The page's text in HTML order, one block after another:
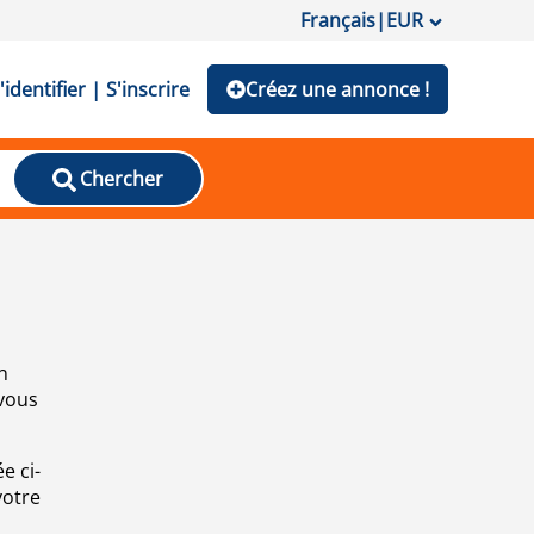
Français|EUR
| S'inscrire Créez une annonce !
Chercher
ci-